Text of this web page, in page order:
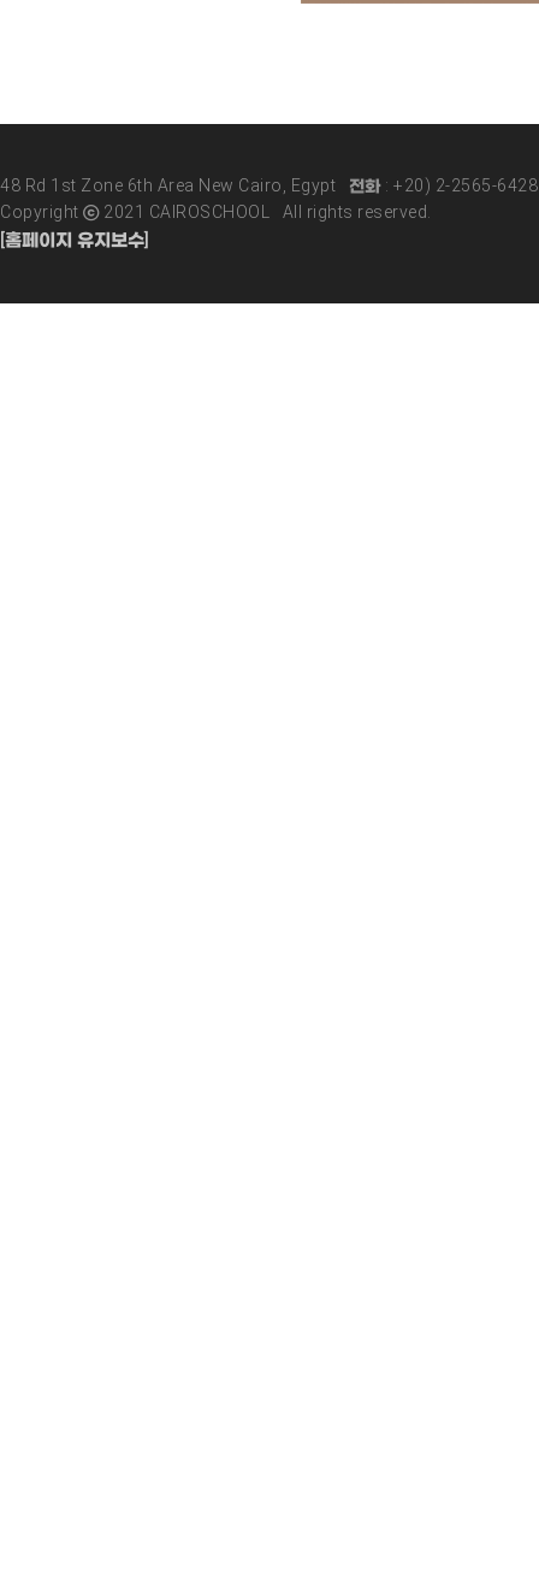
48 Rd 1st Zone 6th Area New Cairo, Egypt 전화 : +20) 2-2565-
Copyright ⓒ 2021 CAIROSCHOOL All rights reserved.
[홈페이지 유지보수]